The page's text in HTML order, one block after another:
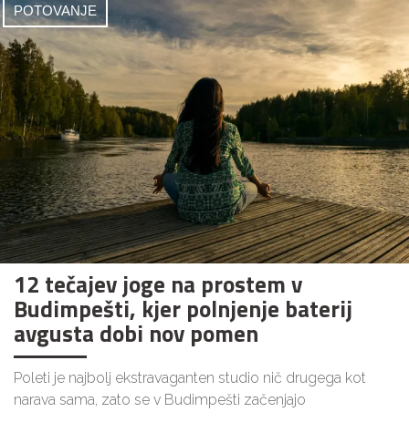
POTOVANJE
12 tečajev joge na prostem v
Budimpešti, kjer polnjenje baterij
avgusta dobi nov pomen
Poleti je najbolj ekstravaganten studio nič drugega kot
narava sama, zato se v Budimpešti začenjajo